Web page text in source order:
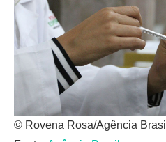
© Rovena Rosa/Agência Brasil